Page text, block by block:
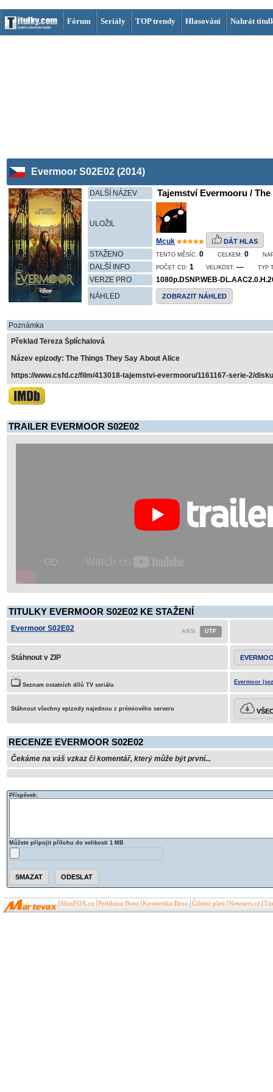
Fórum Seriály TOP trendy Hlasování Nahrát
Evermoor S02E02 (2014)
DALŠÍ NÁZEV Tajemství Evermooru /
ULOŽIL
Mcuk DÁT HLAS
STAŽENO TENTO MĚSÍC: 0 CELKEM: 0
DALŠÍ INFO POČET CD: 1 VELIKOST: --- TYP
VERZE PRO
1080p.DSNP.WEB-
NÁHLED
ZOBRAZIT NÁHLED
Poznámka
Překlad Tereza Šplíchalová
Název epizody: The Things They Say About Alice
https://www.csfd.cz/film/413018-tajemstvi-evermooru/1161167-serie-2/
TRAILER EVERMOOR S02E02
TITULKY EVERMOOR S02E02 KE STAŽENÍ
Evermoor S02E02
Stáhnout v ZIP
Seznam ostatních dílů TV seriálu Evermoor
Stáhnout všechny epizody najednou z prémiového serveru
RECENZE EVERMOOR S02E02
Čekáme na váš vzkaz či komentář, který může být první...
Příspěvek:
Můžete připojit přílohu do velikosti 1 MB
SlimFOX.cz Pedikúra Brno Kosmetika Brno Čištění pleti Netusers.cz